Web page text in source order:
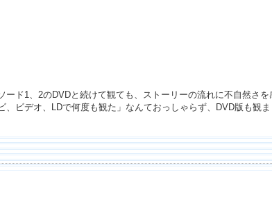
ド1、2のDVDと続けて観ても、ストーリーの流れに不自然さ
ビデオ、LDで何度も観た」なんておっしゃらず、DVD版も観